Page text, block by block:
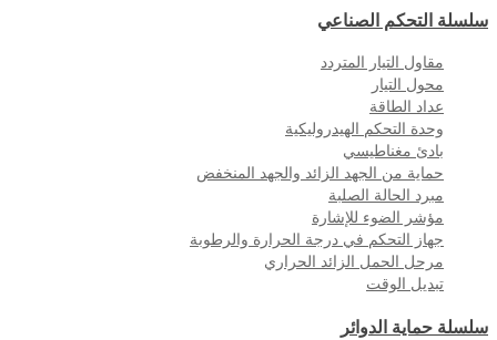
سلسلة التحكم الصناعي
مقاول التيار المتردد
محول التيار
عداد الطاقة
وحدة التحكم الهيدروليكية
بادئ مغناطيسي
حماية من الجهد الزائد والجهد المنخفض
مبرد الحالة الصلبة
مؤشر الضوء للإشارة
جهاز التحكم في درجة الحرارة والرطوبة
مرحل الحمل الزائد الحراري
تبديل الوقت
سلسلة حماية الدوائر